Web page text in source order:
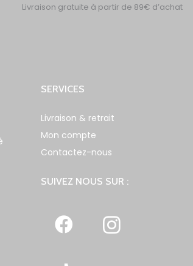
Livraison gratuite à partir de 89€ d’achat
SERVICES
Livraison & retrait
Mon compte
Contactez-nous
SUIVEZ NOUS SUR :